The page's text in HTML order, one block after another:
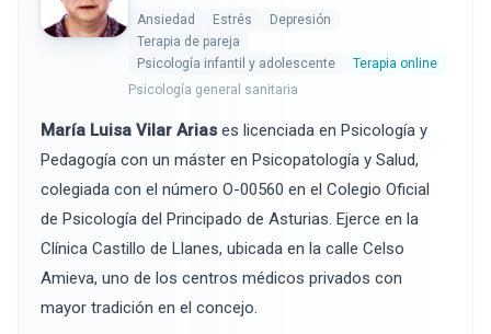
Ansiedad Estrés
Depresión
Terapia de pareja
Psicología infantil y adolescente
Terapia online
Psicología general sanitaria
María Luisa Vilar Arias es licenciada en Psicología y
Pedagogía con un máster en Psicopatología y Salud,
colegiada con el número O-00560 en el Colegio Oficial
de Psicología del Principado de Asturias. Ejerce en la
Clínica Castillo de Llanes, ubicada en la calle Celso
Amieva, uno de los centros médicos privados con
mayor tradición en el concejo.